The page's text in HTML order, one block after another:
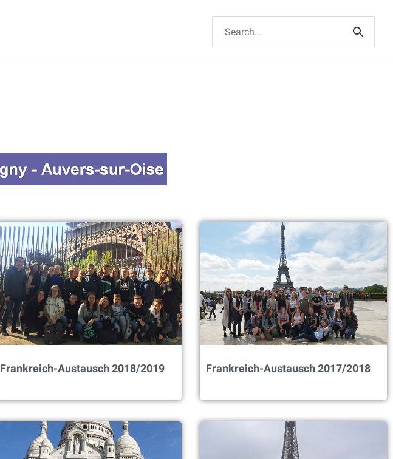
Suchen
Frankreich-Austausch 2018/2019 Frankreich-Austausch 2017/2018